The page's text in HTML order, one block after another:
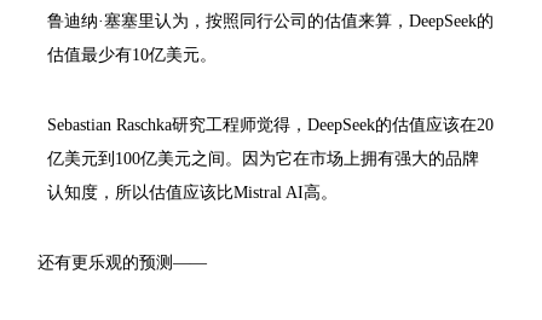
鲁迪纳·塞塞里认为，按照同行公司的估值来算，DeepSeek的
估值最少有10亿美元。
Sebastian Raschka研究工程师觉得，DeepSeek的估值应该在20
亿美元到100亿美元之间。因为它在市场上拥有强大的品牌
认知度，所以估值应该比Mistral AI高。
还有更乐观的预测——